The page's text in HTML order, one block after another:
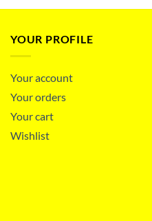
YOUR PROFILE
Your account
Your orders
Your cart
Wishlist